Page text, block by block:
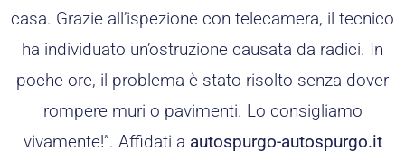
casa. Grazie all’ispezione con telecamera, il tecnico
ha individuato un’ostruzione causata da radici. In
poche ore, il problema è stato risolto senza dover
rompere muri o pavimenti. Lo consigliamo
vivamente!”. Affidati a autospurgo-autospurgo.it